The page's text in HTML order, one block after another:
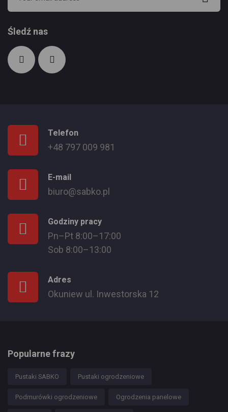
Śledź nas
Telefon
+48 797 009 981
E-mail
biuro@sabko.pl
Godziny pracy
Pn–Pt 8:00–17:00
Sob 8:00–13:00
Adres
Okuniew ul. Inwestorska 12
Popularne frazy
Pustaki SABKO Pustaki ogrodzeniowe
Podmurówki ogrodzeniowe Ogrodzenia panelowe